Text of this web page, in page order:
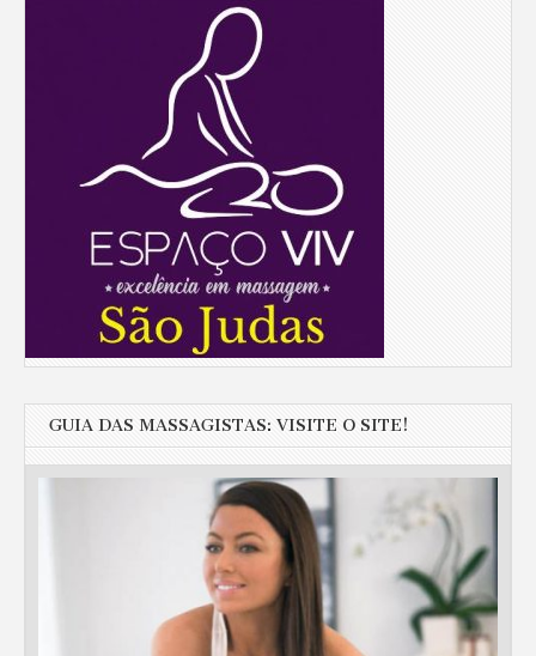
GUIA DAS MASSAGISTAS: VISITE O SITE!